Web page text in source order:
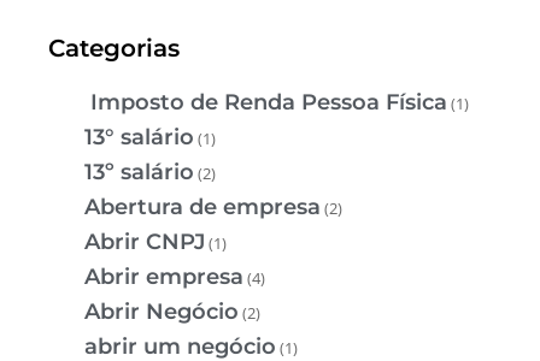
Categorias
Imposto de Renda Pessoa Física (1)
13° salário (1)
13º salário (2)
Abertura de empresa (2)
Abrir CNPJ (1)
Abrir empresa (4)
Abrir Negócio (2)
abrir um negócio (1)